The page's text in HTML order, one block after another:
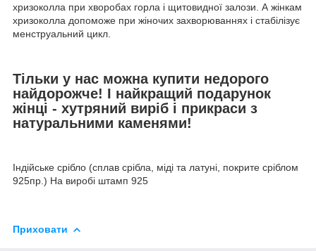
хризоколла при хворобах горла і щитовидної залози. А жінкам
хризоколла допоможе при жіночих захворюваннях і стабілізує
менструальний цикл.
Тільки у нас можна купити недорого
найдорожче! І найкращий подарунок
жінці - хутряний виріб і прикраси з
натуральними каменями!
Індійське срібло (сплав срібла, міді та латуні, покрите сріблом
925пр.) На виробі штамп 925
Приховати